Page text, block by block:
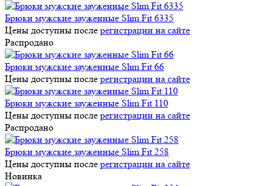
Брюки мужские зауженные Slim Fit 6335
Цены доступны после регистрации на сайте
Распродано
Брюки мужские зауженные Slim Fit 66
Цены доступны после регистрации на сайте
Брюки мужские зауженные Slim Fit 110
Цены доступны после регистрации на сайте
Распродано
Брюки мужские зауженные Slim Fit 258
Цены доступны после регистрации на сайте
Новинка